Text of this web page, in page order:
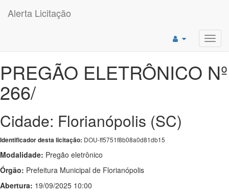
Alerta Licitação
PREGÃO ELETRÔNICO Nº
266/
Cidade: Florianópolis (SC)
Identificador desta licitação: DOU-ff5751f8b08a0d81db15
Modalidade: Pregão eletrônico
Órgão: Prefeitura Municipal de Florianópolis
Abertura: 19/09/2025 10:00